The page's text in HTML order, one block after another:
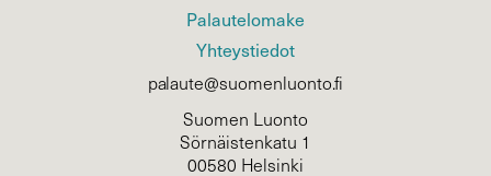
Palautelomake
Yhteystiedot
palaute@suomenluonto.fi
Suomen Luonto
Sörnäistenkatu 1
00580 Helsinki